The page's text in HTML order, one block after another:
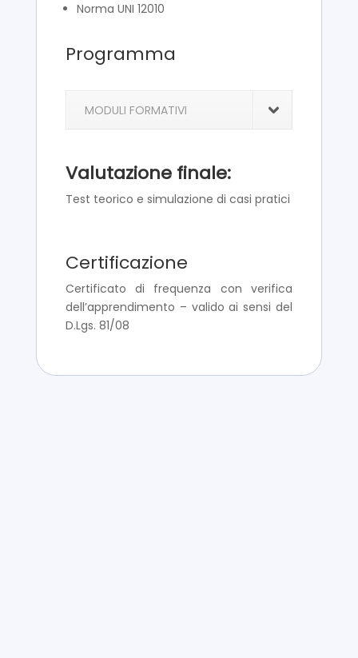
Norma UNI 12010
Programma
MODULI FORMATIVI
Valutazione finale:
Test teorico e simulazione di casi pratici
Certificazione
Certificato di frequenza con verifica
dell’apprendimento – valido ai sensi del
D.Lgs. 81/08